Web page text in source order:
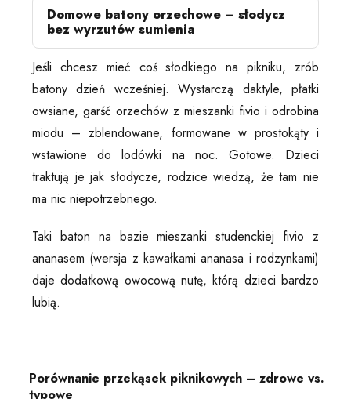
Domowe batony orzechowe – słodycz
bez wyrzutów sumienia
Jeśli chcesz mieć coś słodkiego na pikniku, zrób
batony dzień wcześniej. Wystarczą daktyle, płatki
owsiane, garść orzechów z mieszanki fivio i odrobina
miodu – zblendowane, formowane w prostokąty i
wstawione do lodówki na noc. Gotowe. Dzieci
traktują je jak słodycze, rodzice wiedzą, że tam nie
ma nic niepotrzebnego.
Taki baton na bazie mieszanki studenckiej fivio z
ananasem (wersja z kawałkami ananasa i rodzynkami)
daje dodatkową owocową nutę, którą dzieci bardzo
lubią.
Porównanie przekąsek piknikowych – zdrowe vs.
typowe